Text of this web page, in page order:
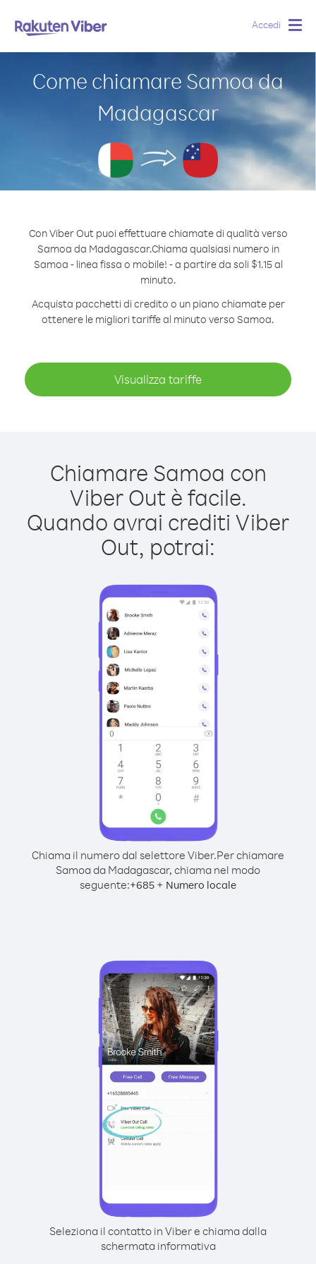
Accedi
Come chiamare Samoa da
Madagascar
Con Viber Out puoi effettuare chiamate di qualità verso
Samoa da Madagascar.Chiama qualsiasi numero in
Samoa - linea fissa o mobile! - a partire da soli $1.15 al
minuto.
Acquista pacchetti di credito o un piano chiamate per
ottenere le migliori tariffe al minuto verso Samoa.
Visualizza tariffe
Chiamare Samoa con
Viber Out è facile.
Quando avrai crediti Viber
Out, potrai:
Chiama il numero dal selettore Viber.Per chiamare
Samoa da Madagascar, chiama nel modo
seguente:+685 + Numero locale
Seleziona il contatto in Viber e chiama dalla
schermata informativa